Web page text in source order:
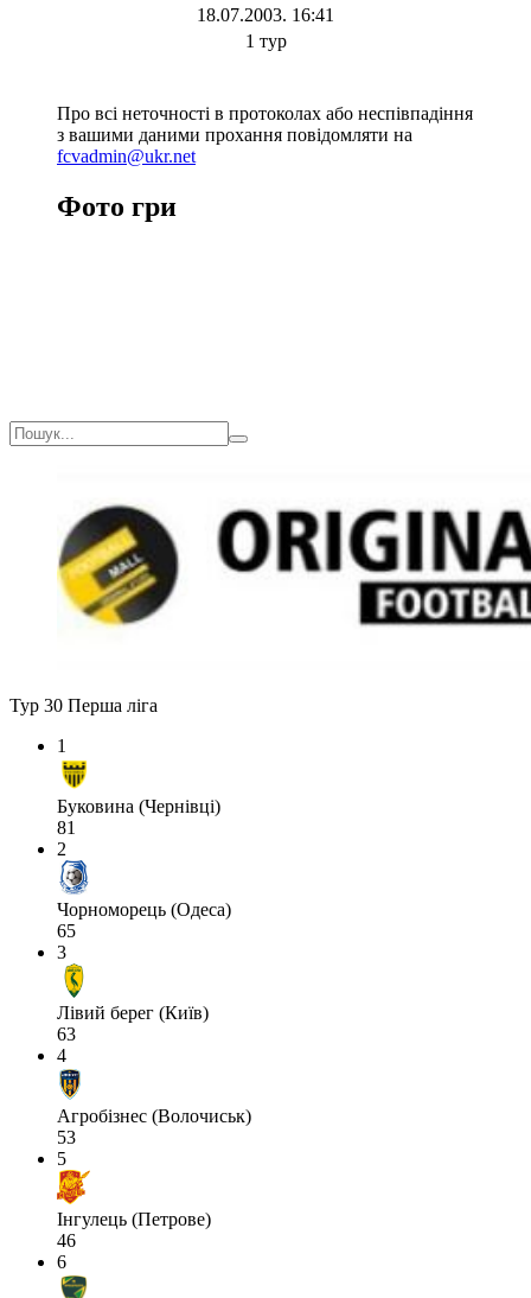
18.07.2003. 16:41
1 тур
Про всі неточності в протоколах або неспівпадіння
з вашими даними прохання повідомляти на
fcvadmin@ukr.net
Фото гри
Тур 30 Перша ліга
1
Буковина (Чернівці)
81
2
Чорноморець (Одеса)
65
3
Лівий берег (Київ)
63
4
Агробізнес (Волочиськ)
53
5
Інгулець (Петрове)
46
6